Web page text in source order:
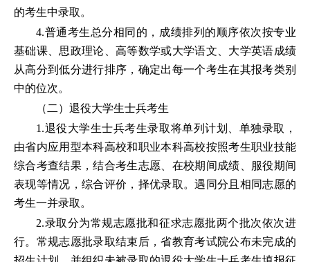
的考生中录取。
4.普通考生总分相同的，成绩排列的顺序依次按专业
基础课、思政理论、高等数学或大学语文、大学英语成绩
从高分到低分进行排序，确定出每一个考生在其报考类别
中的位次。
（二）退役大学生士兵考生
1.退役大学生士兵考生录取将单列计划、单独录取，
由省内应用型本科高校和职业本科高校按照考生职业技能
综合考查结果，结合考生志愿、在校期间成绩、服役期间
表现等情况，综合评价，择优录取。遇同分且相同志愿的
考生一并录取。
2.录取分为常规志愿批和征求志愿批两个批次依次进
行。常规志愿批录取结束后，省教育考试院公布未完成的